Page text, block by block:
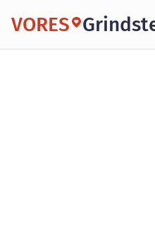
VORES